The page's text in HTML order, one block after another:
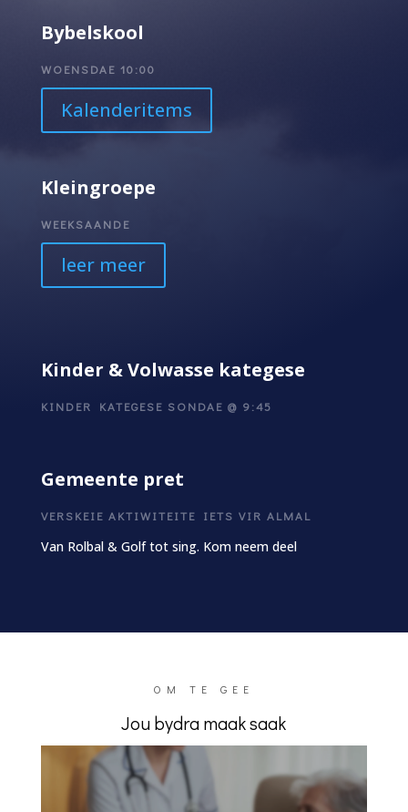
Bybelskool
WOENSDAE 10:00
Kalenderitems
Kleingroepe
WEEKSAANDE
leer meer
Kinder & Volwasse kategese
KINDER KATEGESE SONDAE @ 9:45
Gemeente pret
VERSKEIE AKTIWITEITE IETS VIR ALMAL
Van Rolbal & Golf tot sing. Kom neem deel
OM TE GEE
Jou bydra maak saak